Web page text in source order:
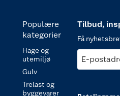
Populære
kategorier
Hage og
utemiljø
Gulv
Trelast og
byggevarer
Tilbud,
Få
E-